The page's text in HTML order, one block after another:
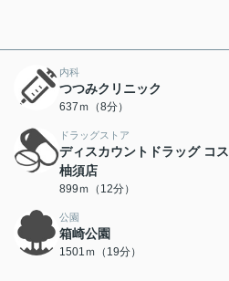
内科
つつみクリニック
637ｍ（8分）
ドラッグストア
ディスカウントドラッグ コ
柚須店
899ｍ（12分）
公園
箱崎公園
1501ｍ（19分）